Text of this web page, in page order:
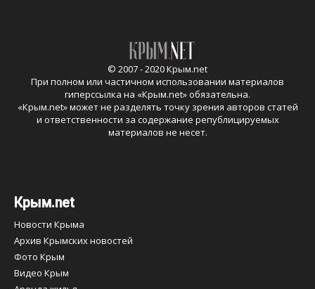
© 2007 - 2020 Крым.net
При полном или частичном использовании материалов
гиперссылка на «Крым.net» обязательна.
«Крым.net» может не разделять точку зрения авторов статей
и ответственности за содержание републицируемых
материалов не несет.
Крым.net
Новости Крыма
Архив Крымских новостей
Фото Крым
Видео Крым